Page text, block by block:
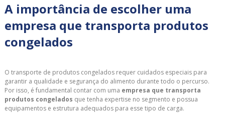
A importância de escolher uma
empresa que transporta produtos
congelados
O transporte de produtos congelados requer cuidados especiais para
garantir a qualidade e segurança do alimento durante todo o percurso.
Por isso, é fundamental contar com uma empresa que transporta
produtos congelados que tenha expertise no segmento e possua
equipamentos e estrutura adequados para esse tipo de carga.